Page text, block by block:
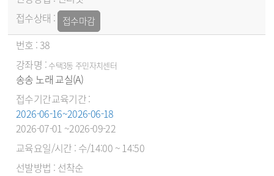
접수마감
38
수택3동 주민자치센터
송송 노래 교실(A)
2026-06-16~2026-06-18
2026-07-01 ~2026-09-22
수/14:00 ~ 14:50
선착순